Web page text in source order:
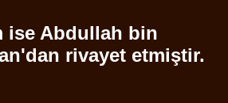
ise Abdullah bin
rivayet etmiştir.